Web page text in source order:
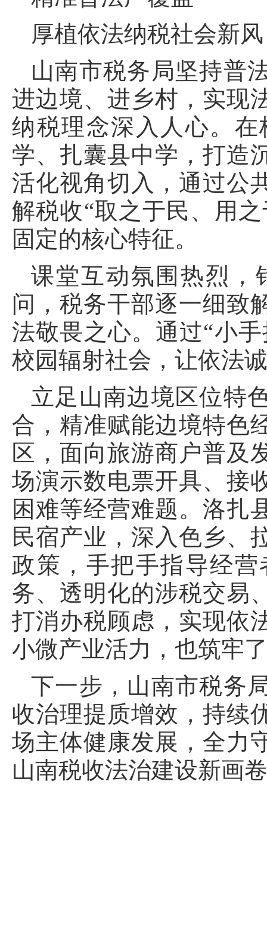
厚植依法纳税社会新风
山南市税务局坚持普
进边境、进乡村，实现
纳税理念深入人心。
学、扎囊县中学，打造
活化视角切入，通过公
解税收“取之于民、用
固定的核心特征。
课堂互动氛围热烈，
问，税务干部逐一细致
法敬畏之心。通过“小
校园辐射社会，让依法
立足山南边境区位特
合，精准赋能边境特色
区，面向旅游商户普及
场演示数电票开具、接
困难等经营难题。洛扎
民宿产业，深入色乡、
政策，手把手指导经
务、透明化的涉税交易
打消办税顾虑，实现依
小微产业活力，也筑牢
下一步，山南市税务
收治理提质增效，持续
场主体健康发展，全力
山南税收法治建设新画